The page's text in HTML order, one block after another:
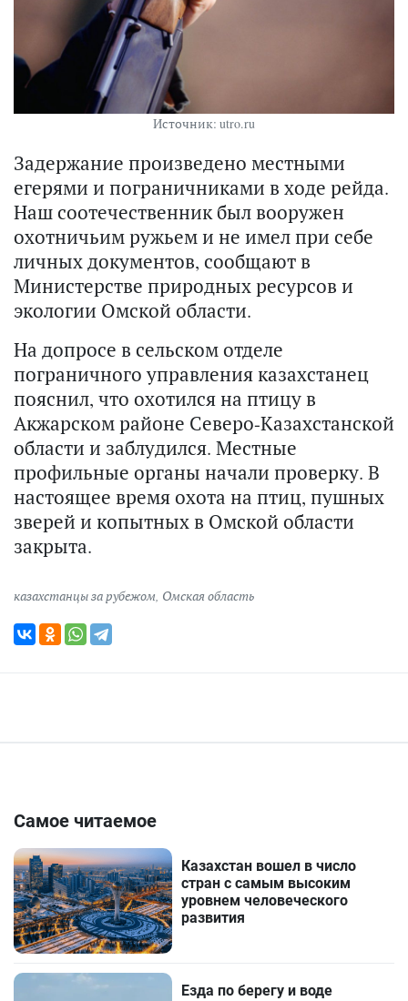
Источник: utro.ru
Задержание произведено местными
егерями и пограничниками в ходе рейда.
Наш соотечественник был вооружен
охотничьим ружьем и не имел при себе
личных документов, сообщают в
Министерстве природных ресурсов и
экологии Омской области.
На допросе в сельском отделе
пограничного управления казахстанец
пояснил, что охотился на птицу в
Акжарском районе Северо-Казахстанской
области и заблудился. Местные
профильные органы начали проверку. В
настоящее время охота на птиц, пушных
зверей и копытных в Омской области
закрыта.
казахстанцы за рубежом Омская область
Самое читаемое
Казахстан вошел в число
стран с самым высоким
уровнем человеческого
развития
Езда по берегу и воде